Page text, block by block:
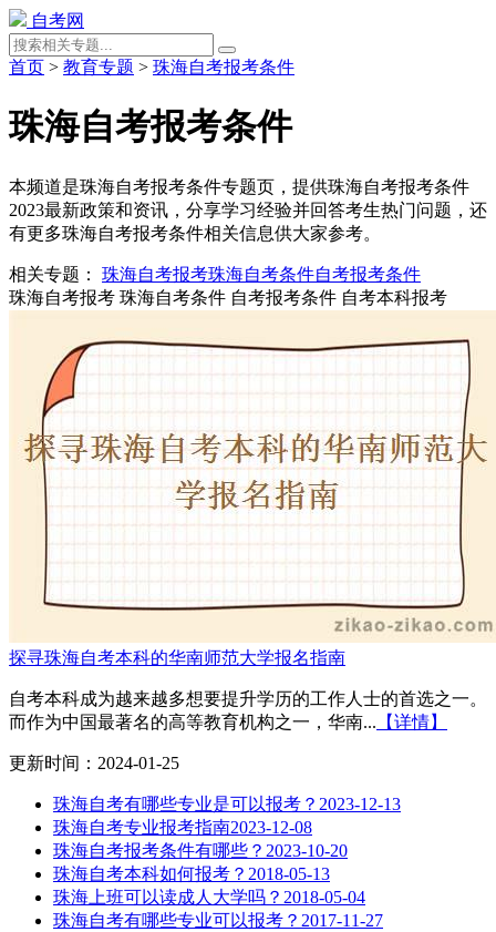
自考网
首页 > 教育专题 > 珠海自考报考条件
珠海自考报考条件
本频道是珠海自考报考条件专题页，提供珠海自考报考条件
2023最新政策和资讯，分享学习经验并回答考生热门问题，还
有更多珠海自考报考条件相关信息供大家参考。
相关专题： 珠海自考报考珠海自考条件自考报考条件
珠海自考报考 珠海自考条件 自考报考条件 自考本科报考
探寻珠海自考本科的华南师范大学报名指南
自考本科成为越来越多想要提升学历的工作人士的首选之一。
而作为中国最著名的高等教育机构之一，华南... 【详情】
更新时间：2024-01-25
珠海自考有哪些专业是可以报考？ 2023-12-13
珠海自考专业报考指南2023-12-08
珠海自考报考条件有哪些？ 2023-10-20
珠海自考本科如何报考？ 2018-05-13
珠海上班可以读成人大学吗？ 2018-05-04
珠海自考有哪些专业可以报考？ 2017-11-27